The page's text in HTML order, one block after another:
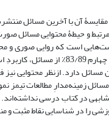
و حیطۀ محتوایی مسائل
است که روایی صوری و
نشان از شباهت توزیع این مسائل دارد.
زمینه‌مدارِ مطالعات تیمز
در کتاب درسی
را در شناسایی نقاط مثبت